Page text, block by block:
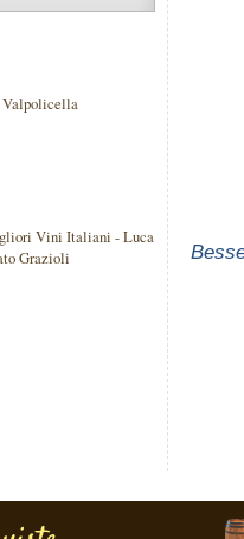
Valpolicella
Vini Italiani - Luca
Grazioli